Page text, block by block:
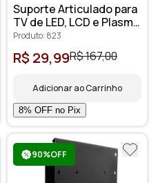
Suporte Articulado para
TV de LED, LCD e Plasma
10” a 37”- SBRP230
Produto: 823
R$ 29,99R$ 167,00
Adicionar ao Carrinho
90%OFF